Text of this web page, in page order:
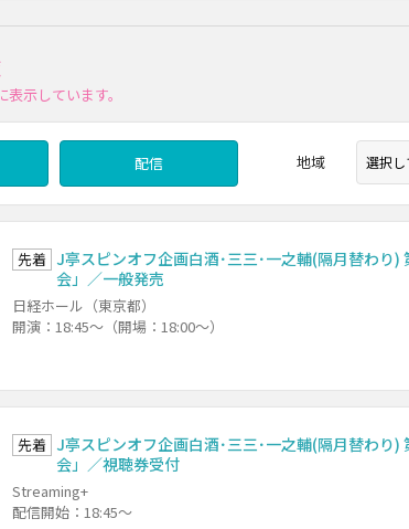
示しています。
配信 地域
先着 J亭スピンオフ企画白酒･三三･一之輔(隔月替わり
会」／一般発売
日経ホール（東京都）
開演：18:45～（開場：18:00～）
先着 J亭スピンオフ企画白酒･三三･一之輔(隔月替わり
会」／視聴券受付
Streaming+
配信開始：18:45～